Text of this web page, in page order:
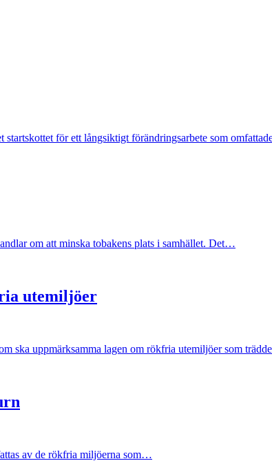
för ett långsiktigt förändringsarbete som
om att minska tobakens plats i samhället. Det…
utemiljöer
ska uppmärksamma lagen om rökfria utemiljöer som
av de rökfria miljöerna som…